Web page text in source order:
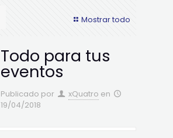
Mostrar todo
Todo para tus
eventos
Publicado por xQuatro en
19/04/2018